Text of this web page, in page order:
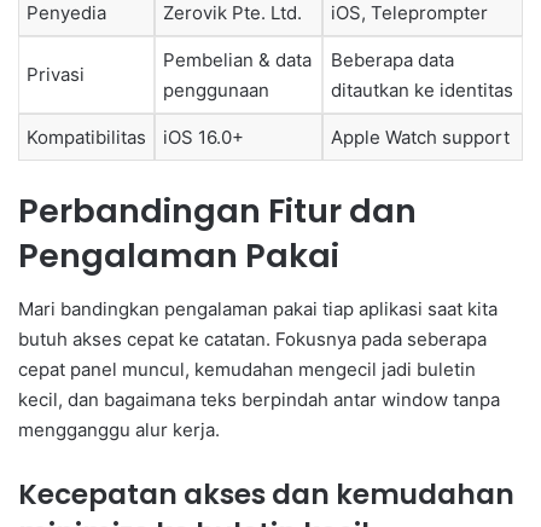
Penyedia Zerovik Pte. Ltd. iOS, Teleprompter
Privasi
Pembelian & data
penggunaan
Beberapa data
ditautkan ke identitas
Kompatibilitas iOS 16.0+ Apple Watch support
Perbandingan Fitur dan
Pengalaman Pakai
Mari bandingkan pengalaman pakai tiap aplikasi saat kita
butuh akses cepat ke catatan. Fokusnya pada seberapa
cepat panel muncul, kemudahan mengecil jadi buletin
kecil, dan bagaimana teks berpindah antar window tanpa
mengganggu alur kerja.
Kecepatan akses dan kemudahan